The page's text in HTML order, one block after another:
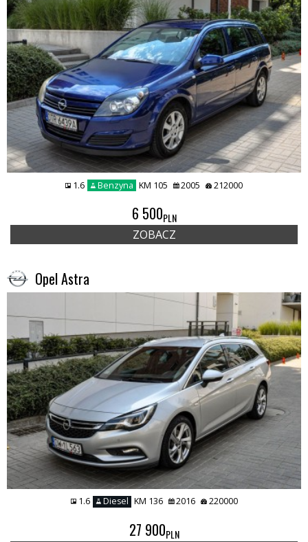
1.6 Benzyna KM 105 2005 212000
6 500PLN
ZOBACZ
Opel Astra
1.6 Diesel KM 136 2016 220000
27 900PLN